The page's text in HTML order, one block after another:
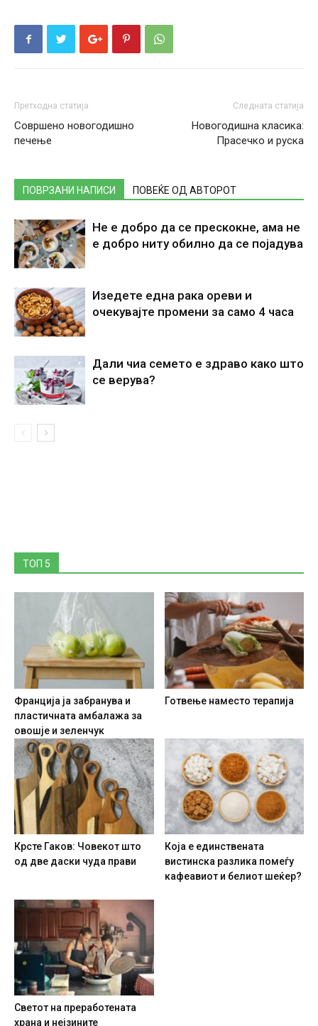
Претходна статија
Совршено новогодишно
печење
Следната статија
Новогодишна класика:
Прасечко и руска
ПОВРЗАНИ НАПИСИ ПОВЕЌЕ ОД АВТОРОТ
Не е добро да се прескокне, ама не
е добро ниту обилно да се појадува
Изедете една рака ореви и
очекувајте промени за само 4 часа
Дали чиа семето е здраво како што
се верува?
ТОП 5
Франција ја забранува и
пластичната амбалажа за
овошје и зеленчук
Готвење наместо терапија
Крсте Гаков: Човекот што
од две даски чуда прави
Која е единствената
вистинска разлика помеѓу
кафеавиот и белиот шеќер?
Светот на преработената
храна и нејзините